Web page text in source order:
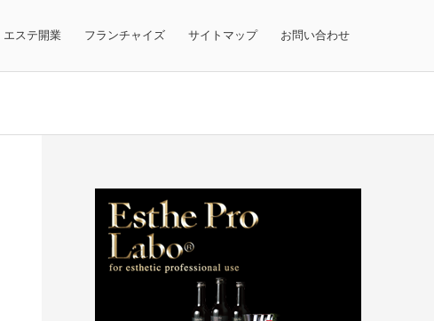
エステ開業 フランチャイズ サイトマップ お問い合わせ